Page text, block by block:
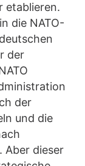
etablieren.
die NATO-
der
der
und die
Aber dieser